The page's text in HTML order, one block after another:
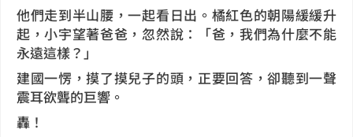
他們走到半山腰，一起看日出。橘紅色的朝陽緩緩升
起，小宇望著爸爸，忽然說：「爸，我們為什麼不能
永遠這樣？」
建國一愣，摸了摸兒子的頭，正要回答，卻聽到一聲
震耳欲聾的巨響。
轟！